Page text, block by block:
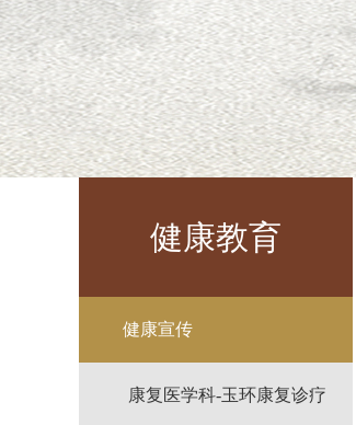
健康教育
健康宣传
康复医学科-玉环康复诊疗